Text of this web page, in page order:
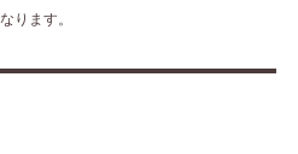
ります。